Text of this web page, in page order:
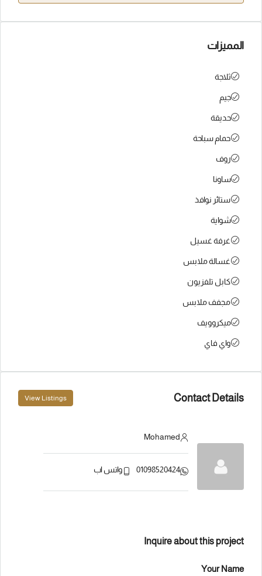
المميزات
ثلاجة
جيم
حديقة
حمام سباحة
روف
ساونا
ستائر نوافذ
شواية
غرفة غسيل
غسالة ملابس
كابل تلفزيون
مجفف ملابس
ميكروويف
واي فاي
Contact Details
View Listings
Mohamed
01098520424 واتس اب
Inquire about this project
Your Name